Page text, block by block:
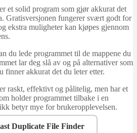
et solid program som gjør akkurat det
Gratisversjonen fungerer svært godt for
ekstra muligheter kan kjøpes gjennom
du lede programmet til de mappene du
lar deg slå av og på alternativer som
finner akkurat det du leter etter.
raskt, effektivt og pålitelig, men har et
holder programmet tilbake i en
betyr mye for brukeropplevelsen.
Duplicate File Finder